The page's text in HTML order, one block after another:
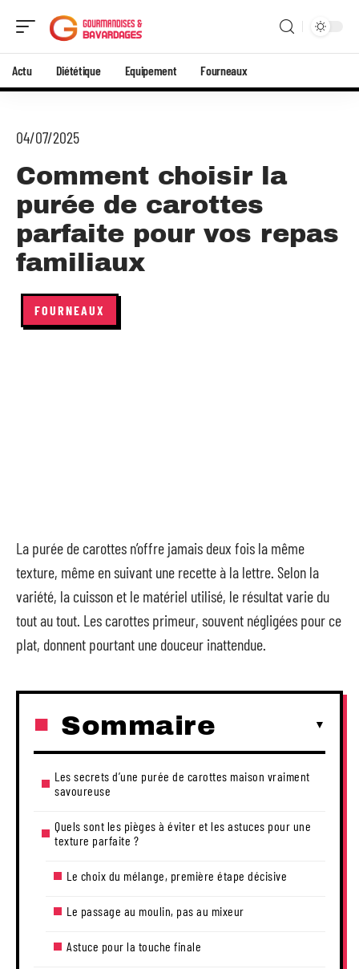
Actu Diététique Equipement Fourneaux
04/07/2025
Comment choisir la
purée de carottes
parfaite pour vos repas
familiaux
FOURNEAUX
La purée de carottes n’offre jamais deux fois la même
texture, même en suivant une recette à la lettre. Selon la
variété, la cuisson et le matériel utilisé, le résultat varie du
tout au tout. Les carottes primeur, souvent négligées pour ce
plat, donnent pourtant une douceur inattendue.
Sommaire
Les secrets d’une purée de carottes maison vraiment
savoureuse
Quels sont les pièges à éviter et les astuces pour une
texture parfaite ?
Le choix du mélange, première étape décisive
Le passage au moulin, pas au mixeur
Astuce pour la touche finale